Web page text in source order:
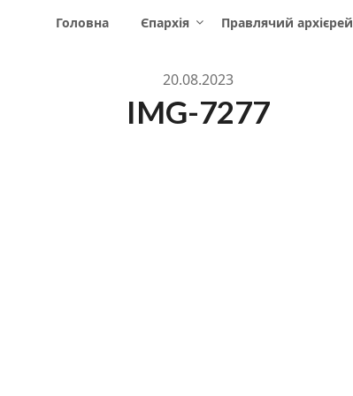
Головна Єпархія Правлячий архієрей
20.08.2023
IMG-7277